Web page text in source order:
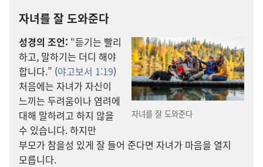
자녀를 잘 도와준다
자녀를 잘 도와준다
성경의 조언: “듣기는 빨리
하고, 말하기는 더디 해야
합니다.” (야고보서 1:19)
처음에는 자녀가 자신이
느끼는 두려움이나 염려에
대해 말하려고 하지 않을
수 있습니다. 하지만
부모가 참을성 있게 잘 들어 준다면 자녀가 마음을 열지
모릅니다.